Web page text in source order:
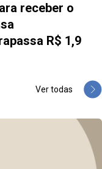
receber o
R$ 1,9
Ver todas